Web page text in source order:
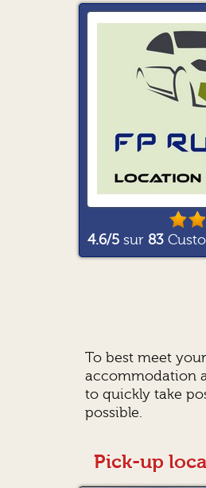
4.6/5sur 83
To best meet
accommodation
to quickly take
possible.
Pick-up